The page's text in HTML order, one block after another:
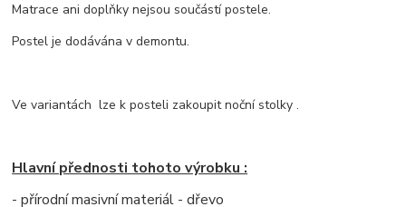
Matrace ani doplňky nejsou součástí postele.
Postel je dodávána v demontu.
Ve variantách lze k posteli zakoupit noční stolky .
Hlavní přednosti tohoto výrobku :
- přírodní masivní materiál - dřevo